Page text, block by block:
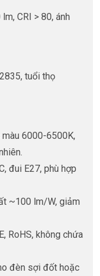
CRI > 80, ánh
tuổi thọ
màu 6000-6500K,
đui E27, phù hợp
~100 lm/W, giảm
RoHS, không chứa
đèn sợi đốt hoặc